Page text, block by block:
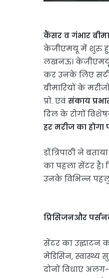
कैंसर व गंभार
केजीएमयू में शुरु
लखनऊ। केजीएमयू
कर उनके लिए
बीमारियों के
प्रो. एवंसंकाय
दिल के रोगों
हर मरीज का
डॉ.त्रिपाठी ने
का पहला सेंटर
उनके विभिन्न
प्रिसिजनऔर
सेंटर का उद्घाटन
मेडिसिन, स्वास्थ्य
दोनों विधाएं